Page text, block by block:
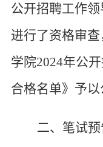
公开招聘工作
进行了资格审
学院2024年公
合格名单》予以
二、笔试预